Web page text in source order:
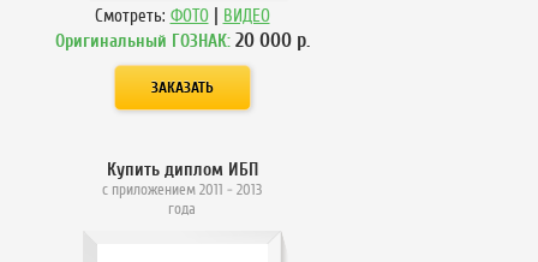
Смотреть: ФОТО | ВИДЕО
Оригинальный ГОЗНАК: 20 000р.
Купить диплом ИБП
с приложением 2011 - 2013
года